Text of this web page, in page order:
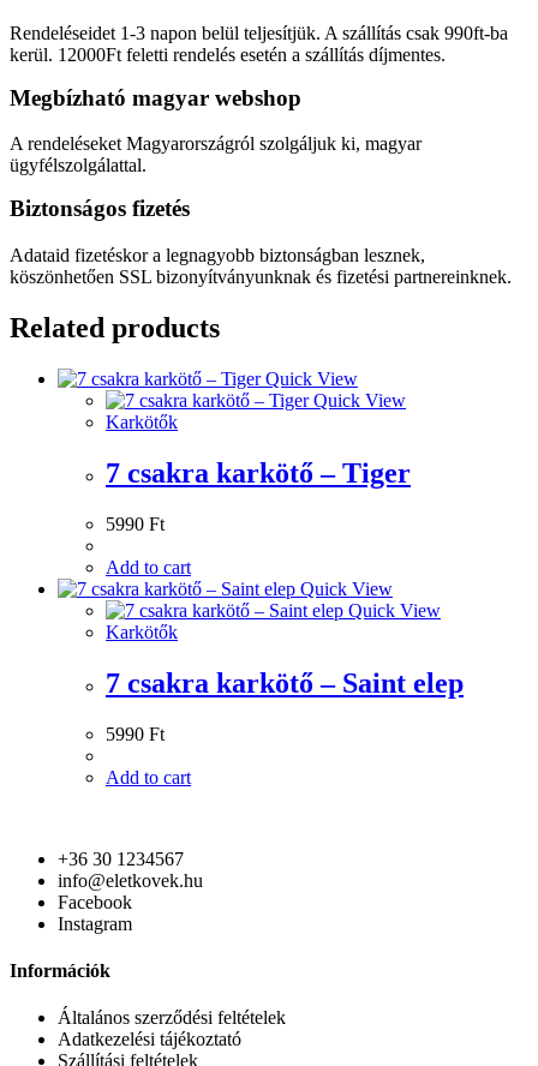
Rendeléseidet 1-3 napon belül teljesítjük. A szállítás csak 990ft-ba
kerül. 12000Ft feletti rendelés esetén a szállítás díjmentes.
Megbízható magyar webshop
A rendeléseket Magyarországról szolgáljuk ki, magyar
ügyfélszolgálattal.
Biztonságos fizetés
Adataid fizetéskor a legnagyobb biztonságban lesznek,
köszönhetően SSL bizonyítványunknak és fizetési partnereinknek.
Related products
Quick View
Quick View
Karkötők
7 csakra karkötő – Tiger
5990 Ft
Add to cart
Quick View
Quick View
Karkötők
7 csakra karkötő – Saint elep
5990 Ft
Add to cart
+36 30 1234567
info@eletkovek.hu
Facebook
Instagram
Információk
Általános szerződési feltételek
Adatkezelési tájékoztató
Szállítási feltételek